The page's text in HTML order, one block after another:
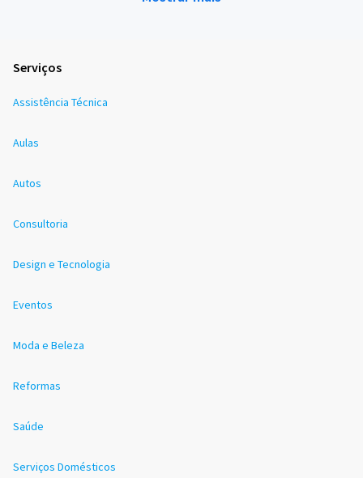
Serviços
Assistência Técnica
Aulas
Autos
Consultoria
Design e Tecnologia
Eventos
Moda e Beleza
Reformas
Saúde
Serviços Domésticos